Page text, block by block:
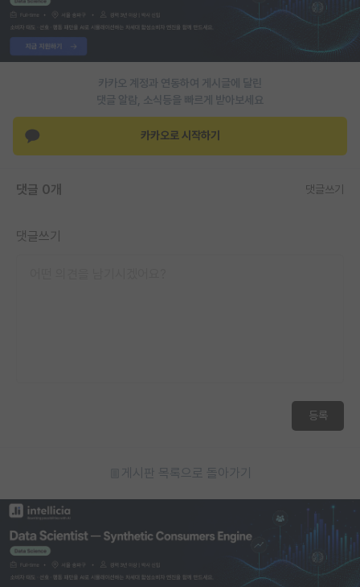
카카오 계정과 연동하여 게시글에 달린
댓글 알람, 소식등을 빠르게 받아보세요
카카오로 시작하기
댓글 0개 댓글쓰기
댓글쓰기
등록
게시판 목록으로 돌아가기